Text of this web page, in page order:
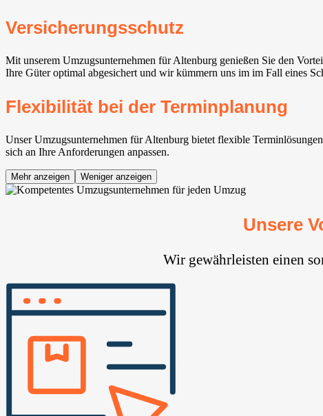
Versicherungsschutz
Mit unserem Umzugsunternehmen für Altenburg genießen Sie den
Ihre Güter optimal abgesichert und wir kümmern uns im im Fall eines
Flexibilität bei der Terminplanung
Unser Umzugsunternehmen für Altenburg bietet flexible
sich an Ihre Anforderungen anpassen.
Mehr anzeigen Weniger anzeigen
Unsere
Wir gewährleisten einen